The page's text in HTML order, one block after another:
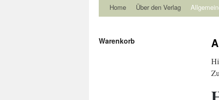
Home Über den Verlag
Warenkorb